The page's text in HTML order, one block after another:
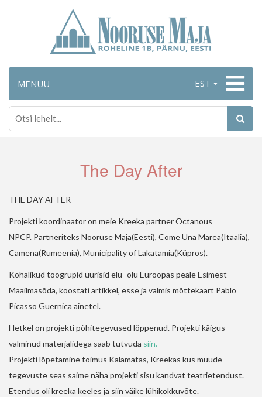
EST
MENÜÜ
The Day After
THE DAY AFTER
Projekti koordinaator on meie Kreeka partner Octanous
NPCP. Partneriteks Nooruse Maja(Eesti), Come Una Marea(Itaalia),
Camena(Rumeenia), Municipality of Lakatamia(Küpros).
Kohalikud töögrupid uurisid elu- olu Euroopas peale Esimest
Maailmasõda, koostati artikkel, esse ja valmis mõttekaart Pablo
Picasso Guernica ainetel.
Hetkel on projekti põhitegevused lõppenud. Projekti käigus
valminud materjalidega saab tutvuda siin.
Projekti lõpetamine toimus Kalamatas, Kreekas kus muude
tegevuste seas saime näha projekti sisu kandvat teatrietendust.
Etendus oli kreeka keeles ja siin väike lühikokkuvõte.